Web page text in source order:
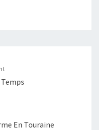
En Touraine